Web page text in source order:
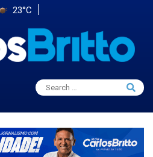
23°C
Search
for:
Search